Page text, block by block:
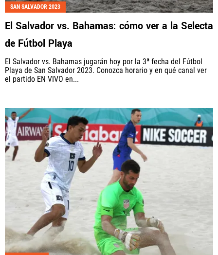
SAN SALVADOR 2023
El Salvador vs. Bahamas: cómo ver a la Selecta
de Fútbol Playa
El Salvador vs. Bahamas jugarán hoy por la 3ª fecha del Fútbol
Playa de San Salvador 2023. Conozca horario y en qué canal ver
el partido EN VIVO en...